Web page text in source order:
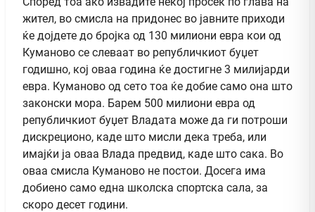
жител, во смисла на придонес во јавните приходи
ќе дојдете до бројка од 130 милиони евра кои од
Куманово се слеваат во републичкиот буџет
годишно, кој оваа година ќе достигне 3 милијарди
евра. Куманово од сето тоа ќе добие само она што
законски мора. Барем 500 милиони евра од
републичкиот буџет Владата може да ги потроши
дискреционо, каде што мисли дека треба, или
имајќи ја оваа Влада предвид, каде што сака. Во
оваа смисла Куманово не постои. Досега има
добиено само една школска спортска сала, за
скоро десет години.